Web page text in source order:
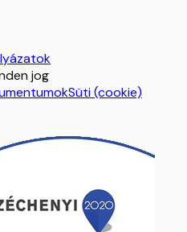
jog
Süti (cookie)